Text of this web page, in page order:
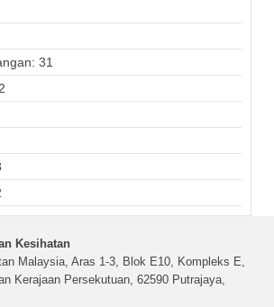
31
Kesihatan
Malaysia, Aras 1-3, Blok E10, Kompleks E,
Kerajaan Persekutuan, 62590 Putrajaya,